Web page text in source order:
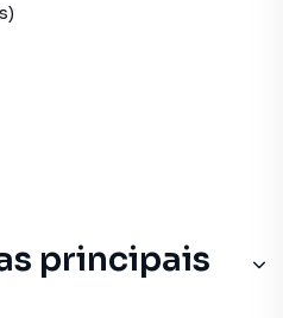
principais